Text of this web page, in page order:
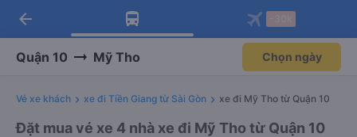
Tải app Vexere ngay!
Nhận ưu đãi thành viên độc
Mở app
Tải app Vexere
-30k/ghế khi đặt vé máy bay qua
Mở app
arrow_back
Quận 10 Mỹ Tho Chọn ngày
Vé xe khách xe đi Tiền Giang từ Sài Gòn xe đi Mỹ Tho từ Quận 10
Đặt mua vé xe 4 nhà xe đi Mỹ Tho từ Quận 10